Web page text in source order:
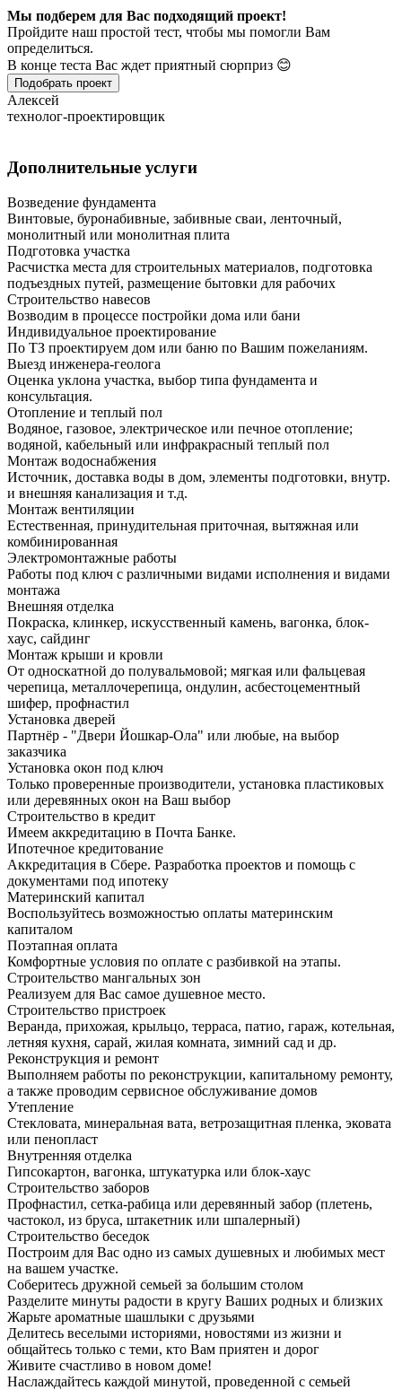
Мы подберем для Вас подходящий проект!
Пройдите наш простой тест, чтобы мы помогли Вам
определиться.
В конце теста Вас ждет приятный сюрприз 😊
Подобрать проект
Алексей
технолог-проектировщик
Дополнительные услуги
Возведение фундамента
Винтовые, буронабивные, забивные сваи, ленточный,
монолитный или монолитная плита
Подготовка участка
Расчистка места для строительных материалов, подготовка
подъездных путей, размещение бытовки для рабочих
Строительство навесов
Возводим в процессе постройки дома или бани
Индивидуальное проектирование
По ТЗ проектируем дом или баню по Вашим пожеланиям.
Выезд инженера-геолога
Оценка уклона участка, выбор типа фундамента и
консультация.
Отопление и теплый пол
Водяное, газовое, электрическое или печное отопление;
водяной, кабельный или инфракрасный теплый пол
Монтаж водоснабжения
Источник, доставка воды в дом, элементы подготовки, внутр.
и внешняя канализация и т.д.
Монтаж вентиляции
Естественная, принудительная приточная, вытяжная или
комбинированная
Электромонтажные работы
Работы под ключ с различными видами исполнения и видами
монтажа
Внешняя отделка
Покраска, клинкер, искусственный камень, вагонка, блок-
хаус, сайдинг
Монтаж крыши и кровли
От односкатной до полувальмовой; мягкая или фальцевая
черепица, металлочерепица, ондулин, асбестоцементный
шифер, профнастил
Установка дверей
Партнёр - "Двери Йошкар-Ола" или любые, на выбор
заказчика
Установка окон под ключ
Только проверенные производители, установка пластиковых
или деревянных окон на Ваш выбор
Строительство в кредит
Имеем аккредитацию в Почта Банке.
Ипотечное кредитование
Аккредитация в Сбере. Разработка проектов и помощь с
документами под ипотеку
Материнский капитал
Воспользуйтесь возможностью оплаты материнским
капиталом
Поэтапная оплата
Комфортные условия по оплате с разбивкой на этапы.
Строительство мангальных зон
Реализуем для Вас самое душевное место.
Строительство пристроек
Веранда, прихожая, крыльцо, терраса, патио, гараж, котельная,
летняя кухня, сарай, жилая комната, зимний сад и др.
Реконструкция и ремонт
Выполняем работы по реконструкции, капитальному ремонту,
а также проводим сервисное обслуживание домов
Утепление
Стекловата, минеральная вата, ветрозащитная пленка, эковата
или пенопласт
Внутренняя отделка
Гипсокартон, вагонка, штукатурка или блок-хаус
Строительство заборов
Профнастил, сетка-рабица или деревянный забор (плетень,
частокол, из бруса, штакетник или шпалерный)
Строительство беседок
Построим для Вас одно из самых душевных и любимых мест
на вашем участке.
Соберитесь дружной семьей за большим столом
Разделите минуты радости в кругу Ваших родных и близких
Жарьте ароматные шашлыки с друзьями
Делитесь веселыми историями, новостями из жизни и
общайтесь только с теми, кто Вам приятен и дорог
Живите счастливо в новом доме!
Наслаждайтесь каждой минутой, проведенной с семьей